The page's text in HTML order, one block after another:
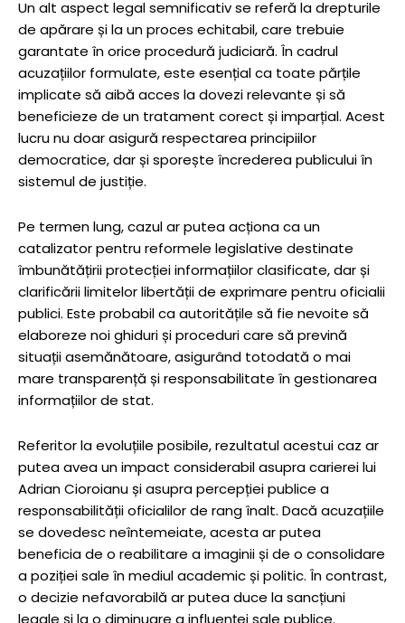
Un alt aspect legal semnificativ se referă la drepturile
de apărare și la un proces echitabil, care trebuie
garantate în orice procedură judiciară. În cadrul
acuzațiilor formulate, este esențial ca toate părțile
implicate să aibă acces la dovezi relevante și să
beneficieze de un tratament corect și imparțial. Acest
lucru nu doar asigură respectarea principiilor
democratice, dar și sporește încrederea publicului în
sistemul de justiție.
Pe termen lung, cazul ar putea acționa ca un
catalizator pentru reformele legislative destinate
îmbunătățirii protecției informațiilor clasificate, dar și
clarificării limitelor libertății de exprimare pentru oficialii
publici. Este probabil ca autoritățile să fie nevoite să
elaboreze noi ghiduri și proceduri care să prevină
situații asemănătoare, asigurând totodată o mai
mare transparență și responsabilitate în gestionarea
informațiilor de stat.
Referitor la evoluțiile posibile, rezultatul acestui caz ar
putea avea un impact considerabil asupra carierei lui
Adrian Cioroianu și asupra percepției publice a
responsabilității oficialilor de rang înalt. Dacă acuzațiile
se dovedesc neîntemeiate, acesta ar putea
beneficia de o reabilitare a imaginii și de o consolidare
a poziției sale în mediul academic și politic. În contrast,
o decizie nefavorabilă ar putea duce la sancțiuni